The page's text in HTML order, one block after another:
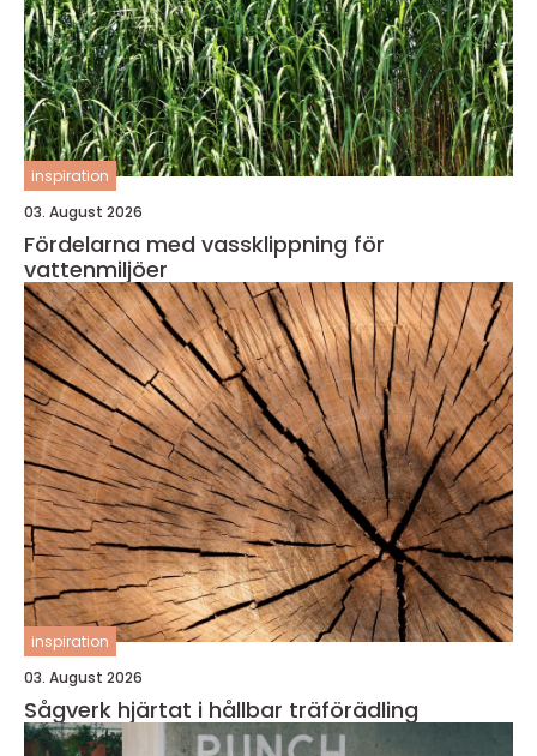
inspiration
03. August 2026
Fördelarna med vassklippning för
vattenmiljöer
inspiration
03. August 2026
Sågverk hjärtat i hållbar träförädling